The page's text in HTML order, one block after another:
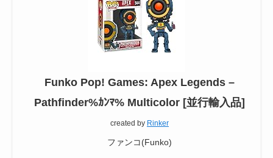
Funko Pop! Games: Apex Legends –
Pathfinder%ｶﾝﾏ% Multicolor [並行輸入品]
created by Rinker
ファンコ(Funko)